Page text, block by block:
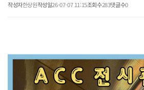
작성자한상원작성일26-07-07 11:15조회수283댓글수0